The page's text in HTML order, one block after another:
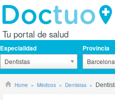
Tu portal de salud
Especialidad
Dentistas
Provincia
Barcelona
Home Médicos Dentistas